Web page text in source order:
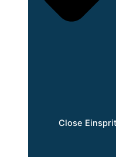
Close